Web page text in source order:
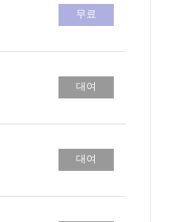
무료
대여
대여